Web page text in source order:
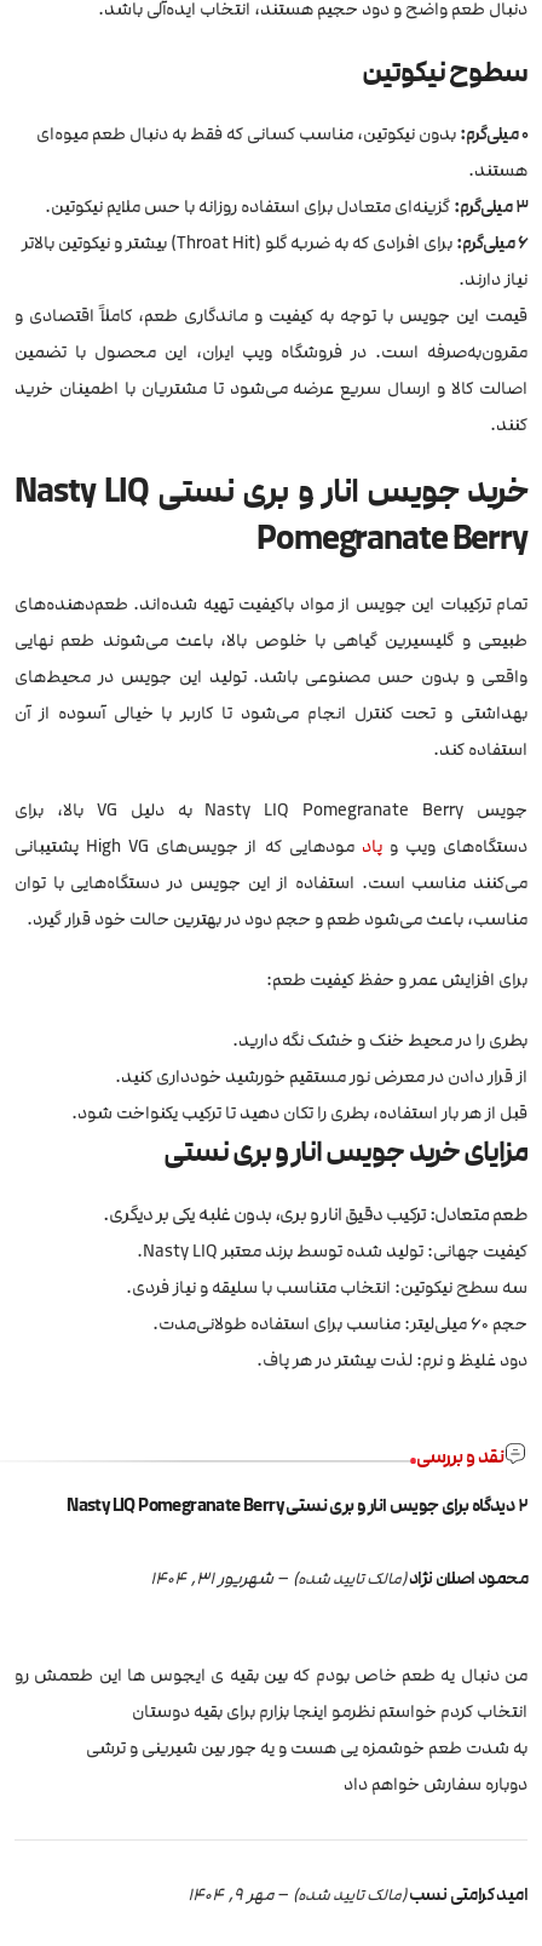
دنبال طعم واضح و دود حجیم هستند، انتخاب ایده‌آلی باشد.
سطوح نیکوتین
۰ میلی‌گرم:
بدون نیکوتین، مناسب کسانی که فقط به دنبال طعم میوه‌ای
هستند.
۳ میلی‌گرم:
گزینه‌ای متعادل برای استفاده روزانه با حس ملایم نیکوتین.
۶ میلی‌گرم:
برای افرادی که به ضربه گلو (Throat Hit) بیشتر و نیکوتین بالاتر
نیاز دارند.
قیمت این جویس با توجه به کیفیت و ماندگاری طعم، کاملاً اقتصادی و
مقرون‌به‌صرفه است. در فروشگاه ویپ ایران، این محصول با تضمین
اصالت کالا و ارسال سریع عرضه می‌شود تا مشتریان با اطمینان خرید
کنند.
خرید جویس انار و بری نستی Nasty LIQ
Pomegranate Berry
تمام ترکیبات این جویس از مواد باکیفیت تهیه شده‌اند. طعم‌دهنده‌های
طبیعی و گلیسیرین گیاهی با خلوص بالا، باعث می‌شوند طعم نهایی
واقعی و بدون حس مصنوعی باشد. تولید این جویس در محیط‌های
بهداشتی و تحت کنترل انجام می‌شود تا کاربر با خیالی آسوده از آن
استفاده کند.
جویس Nasty LIQ Pomegranate Berry به دلیل VG بالا، برای
دستگاه‌های ویپ وپاد
مودهایی که از جویس‌های High VG پشتیبانی
می‌کنند مناسب است. استفاده از این جویس در دستگاه‌هایی با توان
مناسب، باعث می‌شود طعم و حجم دود در بهترین حالت خود قرار گیرد.
برای افزایش عمر و حفظ کیفیت طعم:
بطری را در محیط خنک و خشک نگه دارید.
از قرار دادن در معرض نور مستقیم خورشید خودداری کنید.
قبل از هر بار استفاده، بطری را تکان دهید تا ترکیب یکنواخت شود.
مزایای خرید جویس انار و بری نستی
طعم متعادل: ترکیب دقیق انار و بری، بدون غلبه یکی بر دیگری.
کیفیت جهانی: تولید شده توسط برند معتبر Nasty LIQ.
سه سطح نیکوتین: انتخاب متناسب با سلیقه و نیاز فردی.
حجم ۶۰ میلی‌لیتر: مناسب برای استفاده طولانی‌مدت.
دود غلیظ و نرم: لذت بیشتر در هر پاف.
نقد و بررسی
2 دیدگاه برای جویس انار و بری نستی Nasty LIQ Pomegranate Berry
محمود اصلان نژاد(مالک تایید شده) –شهریور 31, 1404
من دنبال یه طعم خاص بودم که بین بقیه ی ایجوس ها این طعمش رو
انتخاب کردم خواستم نظرمو اینجا بزارم برای بقیه دوستان
به شدت طعم خوشمزه یی هست و یه جور بین شیرینی و ترشی
دوباره سفارش خواهم داد
امید کرامتی نسب(مالک تایید شده) –مهر 9, 1404